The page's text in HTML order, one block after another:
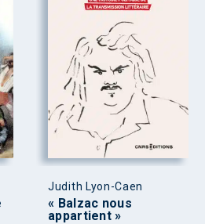
Judith Lyon-Caen
« Balzac nous
appartient »